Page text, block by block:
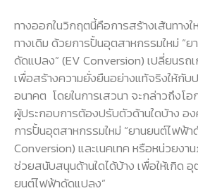
ทางออกในวิกฤตนี้คือการสร้างเส้นทางใ
ทางเดิม ด้วยการปั้นอุตสาหกรรมใหม่ “
ดัดแปลง” (EV Conversion) เปลี่ยนรถเ
เพื่อสร้างความยั่งยืนอย่างแท้จริงให้กับป
อนาคต โดยในการเสวนา จะกล่าวถึงโอ
ผู้ประกอบการต้องปรับตัวด้านใดบ้าง อ
การปั้นอุตสาหกรรมใหม่ “ยานยนต์ไฟฟ้า
Conversion) และเนคเทค หรือหน่วยงา
ช่วยสนับสนุนด้านใดได้บ้าง เพื่อให้เกิด อุ
ยนต์ไฟฟ้าดัดแปลง”